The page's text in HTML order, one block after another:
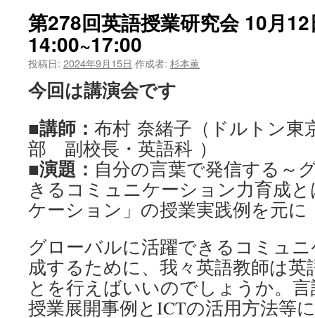
第278回英語授業研究会 10月
14:00~17:00
投稿日: 2024年9月15日 作成者: 杉本薫
今回は講演会です
■講師： 布村 奈緒子（ドルトン東
部 副校長・英語科 ）
■演題： 自分の言葉で発信する～
きるコミュニケーション力育成
ケーション」の授業実践例を元に
グローバルに活躍できるコミュ
成するために、我々英語教師は
とを行えばいいのでしょうか。
授業展開事例とICTの活用方法等